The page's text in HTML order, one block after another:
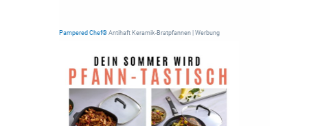
Pampered Chef®Antihaft Keramik-Bratpfannen | Werbung